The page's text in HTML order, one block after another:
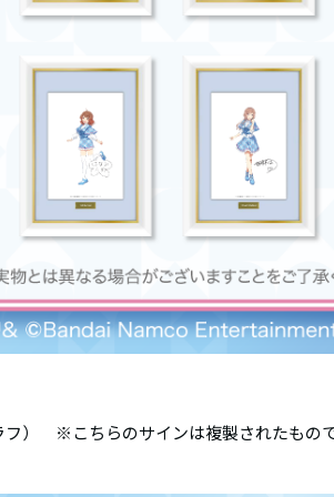
フ） ※こちらのサインは複製されたもの